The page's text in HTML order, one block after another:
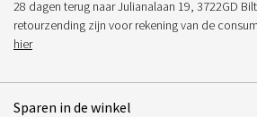
28 dagen terug naar Julianalaan 19, 3722GD
retourzending zijn voor rekening van de
hier
Sparen in de winkel